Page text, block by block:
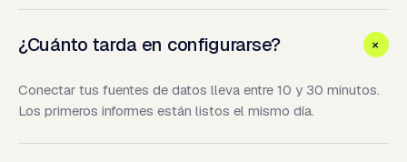
¿Cuánto tarda en configurarse? +
Conectar tus fuentes de datos lleva entre 10 y 30 minutos.
Los primeros informes están listos el mismo día.